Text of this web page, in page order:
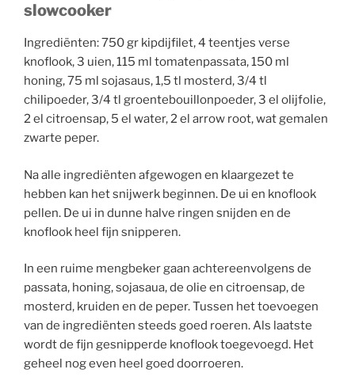
slowcooker
Ingrediënten: 750 gr kipdijfilet, 4 teentjes verse
knoflook, 3 uien, 115 ml tomatenpassata, 150 ml
honing, 75 ml sojasaus, 1,5 tl mosterd, 3/4 tl
chilipoeder, 3/4 tl groentebouillonpoeder, 3 el olijfolie,
2 el citroensap, 5 el water, 2 el arrow root, wat gemalen
zwarte peper.
Na alle ingrediënten afgewogen en klaargezet te
hebben kan het snijwerk beginnen. De ui en knoflook
pellen. De ui in dunne halve ringen snijden en de
knoflook heel fijn snipperen.
In een ruime mengbeker gaan achtereenvolgens de
passata, honing, sojasaua, de olie en citroensap, de
mosterd, kruiden en de peper. Tussen het toevoegen
van de ingrediënten steeds goed roeren. Als laatste
wordt de fijn gesnipperde knoflook toegevoegd. Het
geheel nog even heel goed doorroeren.